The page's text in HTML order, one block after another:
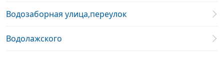
Водозаборная улица,переулок
Водолажского